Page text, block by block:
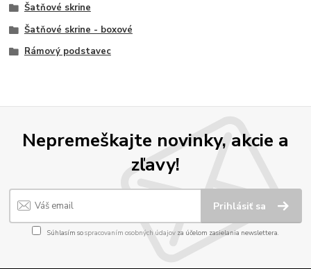
Šatňové skrine
Šatňové skrine - boxové
Rámový podstavec
Nepremeškajte novinky, akcie a
zľavy!
Prihlásiť sa
Súhlasím sospracovaním osobných údajov za účelom zasielania newslettera.